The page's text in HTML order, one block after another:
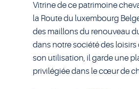
Vitrine de ce patrimoine
la Route du luxembourg
des maillons du renouveau
dans notre société des loisirs
son utilisation, il garde une
privilégiée dans le cœur de